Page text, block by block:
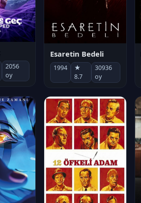
2056
oy
Esaretin Bedeli
1994
★
8.7
30936
oy